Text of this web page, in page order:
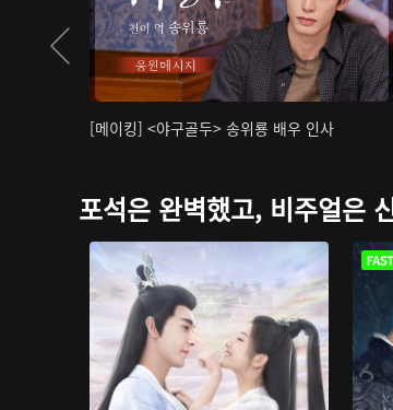
[메이킹] <야구골두> 송위룡 배우 인사
포석은 완벽했고, 비주얼은